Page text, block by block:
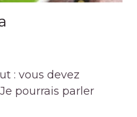
: vous devez
pourrais parler